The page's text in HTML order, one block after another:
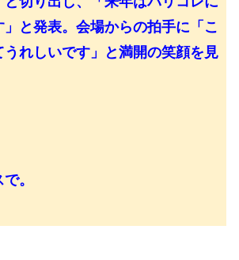
と発表。会場からの拍手に「こ
うれしいです」と満開の笑顔を見
。